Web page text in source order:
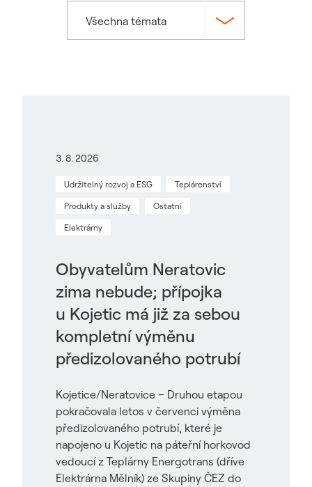
Všechna témata
3. 8. 2026
Udržitelný rozvoj a ESG Teplárenství
Produkty a služby Ostatní
Elektrárny
Obyvatelům Neratovic
zima nebude; přípojka
u Kojetic má již za sebou
kompletní výměnu
předizolovaného potrubí
Kojetice/Neratovice – Druhou etapou
pokračovala letos v červenci výměna
předizolovaného potrubí, které je
napojeno u Kojetic na páteřní horkovod
vedoucí z Teplárny Energotrans (dříve
Elektrárna Mělník) ze Skupiny ČEZ do